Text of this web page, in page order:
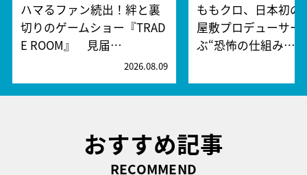
ハマるファン続出！絆と裏
切りのゲームショー『TRAD
E ROOM』 見届…
2026.08.09
ももクロ、日本初の
屋敷プロデューサー
ぶ“恐怖の仕組み…
おすすめ記事
RECOMMEND